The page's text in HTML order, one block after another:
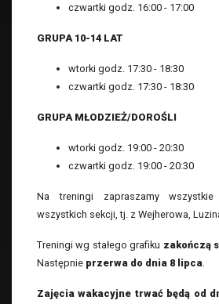
czwartki godz. 16:00 - 17:00
GRUPA 10-14 LAT
wtorki godz. 17:30 - 18:30
czwartki godz. 17:30 - 18:30
GRUPA MŁODZIEŻ/DOROŚLI
wtorki godz. 19:00 - 20:30
czwartki godz. 19:00 - 20:30
Na treningi zapraszamy
wszystkich sekcji, tj. z Wejherowa,
Treningi wg stałego grafiku zakończą
Następnie przerwa do dnia 8 lipca
Zajęcia wakacyjne trwać będą od